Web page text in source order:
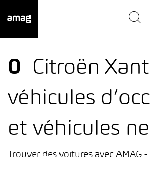
0
Citroën
véhicules
et véhicules
Trouver des voitures avec AMAG